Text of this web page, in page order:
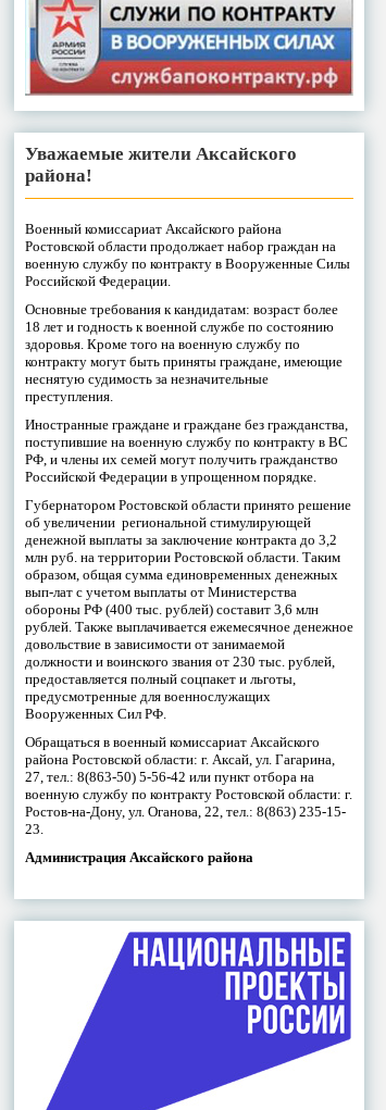
Уважаемые жители Аксайского
района!
Военный комиссариат Аксайского района
Ростовской области продолжает набор граждан на
военную службу по контракту в Вооруженные Силы
Российской Федерации.
Основные требования к кандидатам: возраст более
18 лет и годность к военной службе по состоянию
здоровья. Кроме того на военную службу по
контракту могут быть приняты граждане, имеющие
неснятую судимость за незначительные
преступления.
Иностранные граждане и граждане без гражданства,
поступившие на военную службу по контракту в ВС
РФ, и члены их семей могут получить гражданство
Российской Федерации в упрощенном порядке.
Губернатором Ростовской области принято решение
об увеличении региональной стимулирующей
денежной выплаты за заключение контракта до 3,2
млн руб. на территории Ростовской области. Таким
образом, общая сумма единовременных денежных
вып-лат с учетом выплаты от Министерства
обороны РФ (400 тыс. рублей) составит 3,6 млн
рублей. Также выплачивается ежемесячное денежное
довольствие в зависимости от занимаемой
должности и воинского звания от 230 тыс. рублей,
предоставляется полный соцпакет и льготы,
предусмотренные для военнослужащих
Вооруженных Сил РФ.
Обращаться в военный комиссариат Аксайского
района Ростовской области: г. Аксай, ул. Гагарина,
27, тел.: 8(863-50) 5-56-42 или пункт отбора на
военную службу по контракту Ростовской области: г.
Ростов-на-Дону, ул. Оганова, 22, тел.: 8(863) 235-15-
23.
Администрация Аксайского района